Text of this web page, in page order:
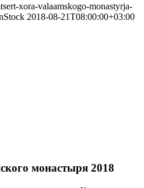
xora-valaamskogo-monastyrja-
2018-08-21T08:00:00+03:00
монастыря 2018